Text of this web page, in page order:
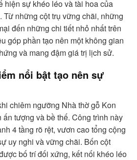
hiện sự khéo léo và tài hoa của
những cột trụ vững chãi, những
đến những chi tiết nhỏ nhất trên
góp phần tạo nên một không gian
và mang đậm giá trị lịch sử.
nổi bật tạo nên sự
chiêm ngưỡng Nhà thờ gỗ Kon
ấn tượng và bề thế. Công trình này
4 tầng rõ rệt, vươn cao tổng cộng
uy nghi và vững chãi. Bốn cột
bố trí đối xứng, kết nối khéo léo